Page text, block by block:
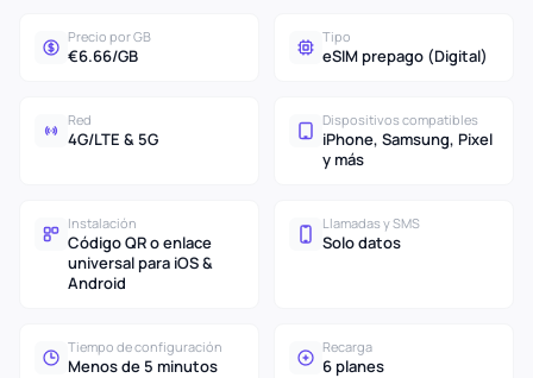
Precio por GB
€6.66/GB
Tipo
eSIM prepago (Digital)
Red
4G/LTE & 5G
Dispositivos compatibles
iPhone, Samsung, Pixel
y más
Instalación
Código QR o enlace
universal para iOS &
Android
Llamadas y SMS
Solo datos
Tiempo de configuración
Menos de 5 minutos
Recarga
6 planes